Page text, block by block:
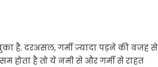
है. दरअसल, गर्मी ज्यादा पड़ने की वजह से
होता है तो ये नमी से और गर्मी से राहत